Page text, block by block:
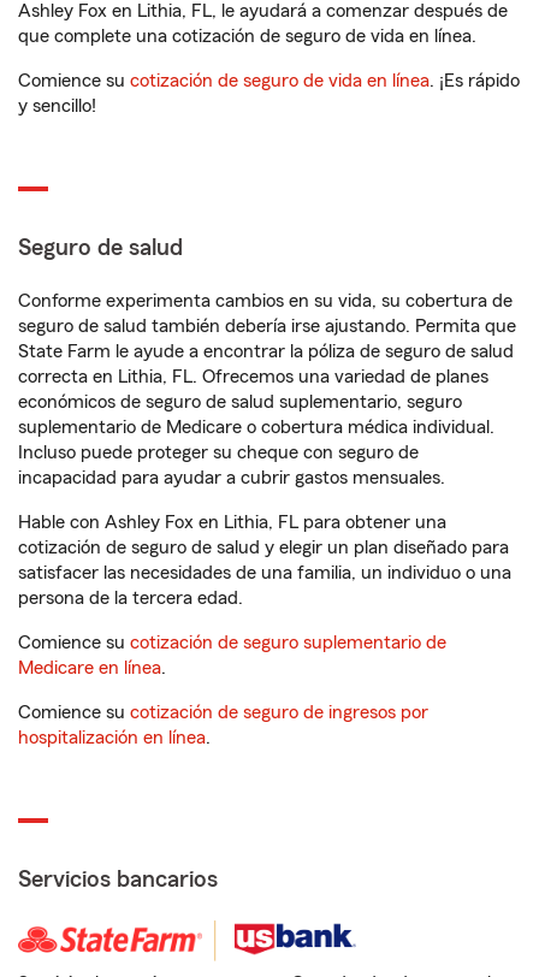
Ashley Fox en Lithia, FL, le ayudará a comenzar después de
que complete una cotización de seguro de vida en línea.
Comience su cotización de seguro de vida en línea. ¡Es rápido
y sencillo!
Seguro de salud
Conforme experimenta cambios en su vida, su cobertura de
seguro de salud también debería irse ajustando. Permita que
State Farm le ayude a encontrar la póliza de seguro de salud
correcta en Lithia, FL. Ofrecemos una variedad de planes
económicos de seguro de salud suplementario, seguro
suplementario de Medicare o cobertura médica individual.
Incluso puede proteger su cheque con seguro de
incapacidad para ayudar a cubrir gastos mensuales.
Hable con Ashley Fox en Lithia, FL para obtener una
cotización de seguro de salud y elegir un plan diseñado para
satisfacer las necesidades de una familia, un individuo o una
persona de la tercera edad.
Comience su cotización de seguro suplementario de
Medicare en línea.
Comience su cotización de seguro de ingresos por
hospitalización en línea.
Servicios bancarios